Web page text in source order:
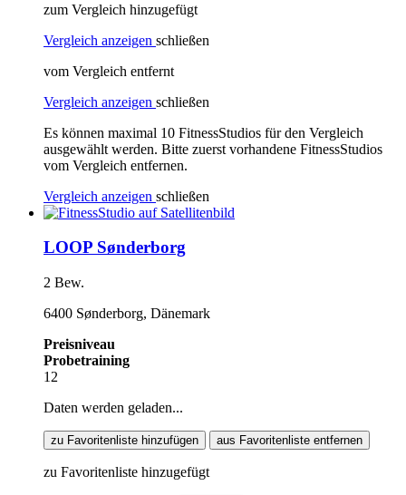
zum Vergleich hinzugefügt
Vergleich anzeigen schließen
vom Vergleich entfernt
Vergleich anzeigen schließen
Es können maximal 10 FitnessStudios für den Vergleich
ausgewählt werden. Bitte zuerst vorhandene FitnessStudios
vom Vergleich entfernen.
Vergleich anzeigen schließen
LOOP Sønderborg
2 Bew.
6400 Sønderborg, Dänemark
Preisniveau
Probetraining
12
Daten werden geladen...
zu Favoritenliste hinzufügen aus Favoritenliste entfernen
zu Favoritenliste hinzugefügt